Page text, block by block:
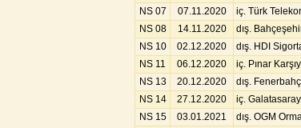
NS 07
07.11.2020 iç. Türk
NS 08
14.11.2020 dış.
NS 10
02.12.2020 dış. HDI
NS 11
06.12.2020 iç. Pınar
NS 13
20.12.2020 dış.
NS 14
27.12.2020 iç. Galatasaray
NS 15
03.01.2021 dış. OGM